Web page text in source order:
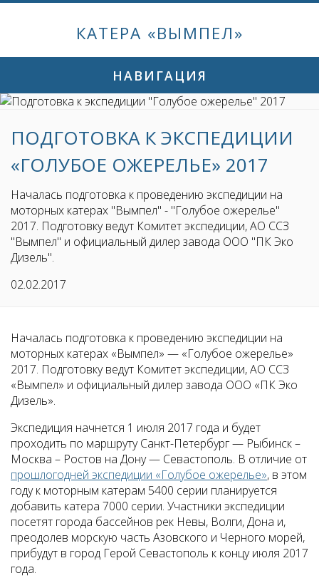
КАТЕРА «ВЫМПЕЛ»
НАВИГАЦИЯ
ПОДГОТОВКА К ЭКСПЕДИЦИИ
«ГОЛУБОЕ ОЖЕРЕЛЬЕ» 2017
Началась подготовка к проведению экспедиции на
моторных катерах "Вымпел" - "Голубое ожерелье"
2017. Подготовку ведут Комитет экспедиции, АО ССЗ
"Вымпел" и официальный дилер завода ООО "ПК Эко
Дизель".
02.02.2017
Началась подготовка к проведению экспедиции на
моторных катерах «Вымпел» — «Голубое ожерелье»
2017. Подготовку ведут Комитет экспедиции, АО ССЗ
«Вымпел» и официальный дилер завода ООО «ПК Эко
Дизель».
Экспедиция начнется 1 июля 2017 года и будет
проходить по маршруту Санкт-Петербург — Рыбинск –
Москва – Ростов на Дону — Севастополь. В отличие от
прошлогодней экспедиции «Голубое ожерелье», в этом
году к моторным катерам 5400 серии планируется
добавить катера 7000 серии. Участники экспедиции
посетят города бассейнов рек Невы, Волги, Дона и,
преодолев морскую часть Азовского и Черного морей,
прибудут в город Герой Севастополь к концу июля 2017
года.